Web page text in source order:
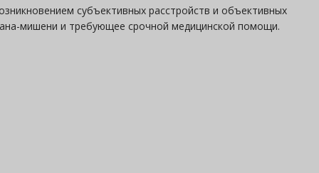
субъективных расстройств и объективных
мишени и требующее срочной медицинской помощи.